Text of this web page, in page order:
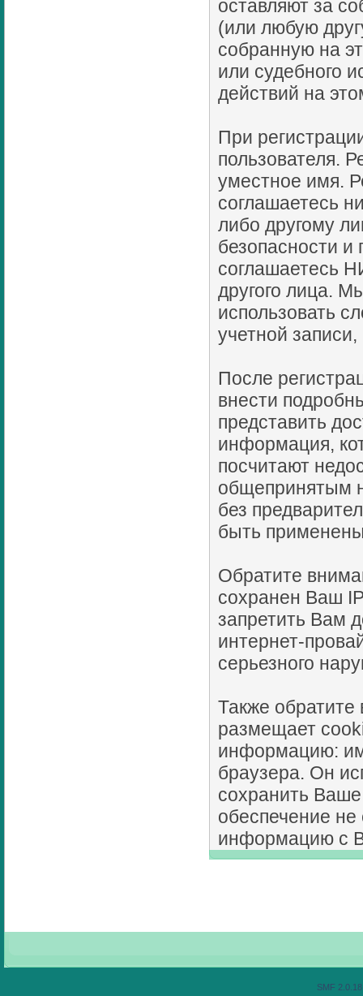
оставляют за
(или любую
собранную на
или судебного
действий на
При
пользователя.
уместное имя.
соглашаетесь
либо другому
безопасности
соглашаетесь
другого лица.
использовать
учетной
После
внести
представить
информация,
посчитают
общепринятым
без
быть
Обратите
сохранен Ваш
запретить Вам
интернет-
серьезного
Также
размещает
информацию:
браузера. Он
сохранить
обеспечение не
информацию с
SMF 2.0.18